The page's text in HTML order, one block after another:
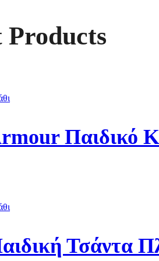
Products
Παιδικό
Τσάντα